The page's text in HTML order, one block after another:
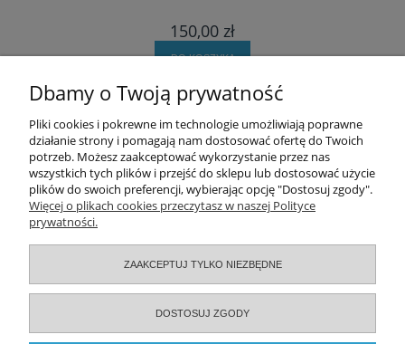
150,00 zł
DO KOSZYKA
Moje konto
Zamówienia
Informacje
O nas
Serwisy specjalistyczne
Dbamy o Twoją prywatność
Pliki cookies i pokrewne im technologie umożliwiają poprawne
działanie strony i pomagają nam dostosować ofertę do Twoich
potrzeb. Możesz zaakceptować wykorzystanie przez nas
wszystkich tych plików i przejść do sklepu lub dostosować użycie
plików do swoich preferencji, wybierając opcję "Dostosuj zgody".
Więcej o plikach cookies przeczytasz w naszej Polityce
prywatności.
ZAAKCEPTUJ TYLKO NIEZBĘDNE
DOSTOSUJ ZGODY